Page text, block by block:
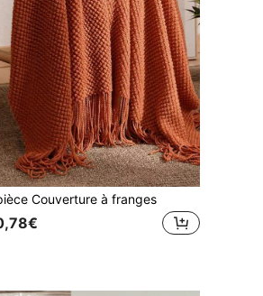
Couverture à franges